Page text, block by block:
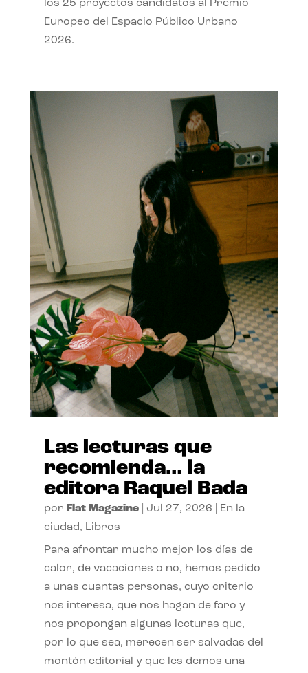
los 25 proyectos candidatos al Premio
Europeo del Espacio Público Urbano
2026.
Las lecturas que
recomienda… la
editora Raquel Bada
por Flat Magazine| Jul 27, 2026
En la
ciudad, Libros
Para afrontar mucho mejor los días de
calor, de vacaciones o no, hemos pedido
a unas cuantas personas, cuyo criterio
nos interesa, que nos hagan de faro y
nos propongan algunas lecturas que,
por lo que sea, merecen ser salvadas del
montón editorial y que les demos una